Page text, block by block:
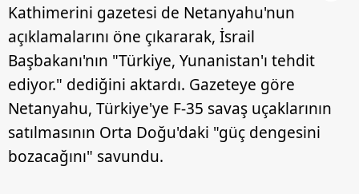
Kathimerini gazetesi de Netanyahu'nun
açıklamalarını öne çıkararak, İsrail
Başbakanı'nın "Türkiye, Yunanistan'ı tehdit
ediyor." dediğini aktardı. Gazeteye göre
Netanyahu, Türkiye'ye F-35 savaş uçaklarının
satılmasının Orta Doğu'daki "güç dengesini
bozacağını" savundu.